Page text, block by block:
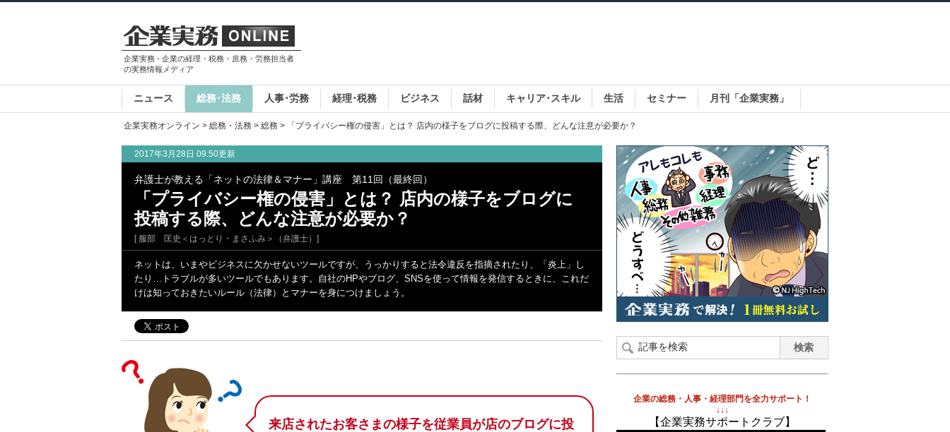
企業実務 - 企業の経理・税務・庶務・労務担当者
の実務情報メディア
ニュース 総務･法務 人事･労務 経理･税務 ビジネス 話材 キャリア･スキル 生活 セミナー 月刊「企業実務」
企業実務オンライン > 総務・法務 > 総務 > 「プライバシー権の侵害」とは？ 店内の様子をブログに投稿する際、どんな注意が必要か？
2017年3月28日 09:50更新
弁護士が教える「ネットの法律＆マナー」講座 第11回（最終回）
「プライバシー権の侵害」とは？ 店内の様子をブログに
投稿する際、どんな注意が必要か？
[ 服部 匡史＜はっとり・まさふみ＞（弁護士）]
ネットは、いまやビジネスに欠かせないツールですが、うっかりすると法令違反を指摘されたり、「炎上」し
たり…トラブルが多いツールでもあります。自社のHPやブログ、SNSを使って情報を発信するときに、これだ
けは知っておきたいルール（法律）とマナーを身につけましょう。
来店されたお客さまの様子を従業員が店のブログに投
企業の総務・人事・経理部門を全力サポート！
↓↓↓
【企業実務サポートクラブ】